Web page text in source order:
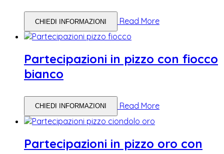
CHIEDI INFORMAZIONI Read More
Partecipazioni in pizzo con fiocco
bianco
CHIEDI INFORMAZIONI Read More
Partecipazioni in pizzo oro con